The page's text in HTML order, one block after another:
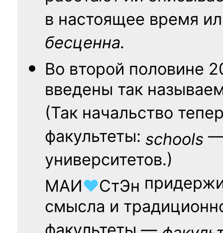
в настоящее время
бесценна.
Во второй половине
введены так
(Так начальство
факультеты: schools —
университетов.)
МАИ♥СтЭн
смысла и